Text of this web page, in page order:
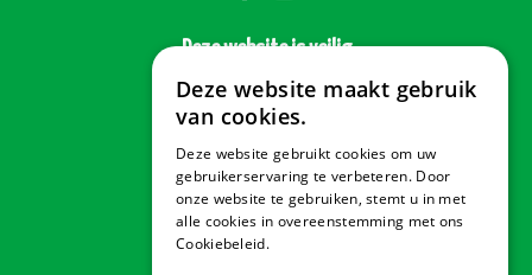
Deze website is veilig
Veilig betalen
Deze website maakt gebruik
van cookies.
Deze website gebruikt cookies om uw
gebruikerservaring te verbeteren. Door
onze website te gebruiken, stemt u in met
alle cookies in overeenstemming met ons
Cookiebeleid.